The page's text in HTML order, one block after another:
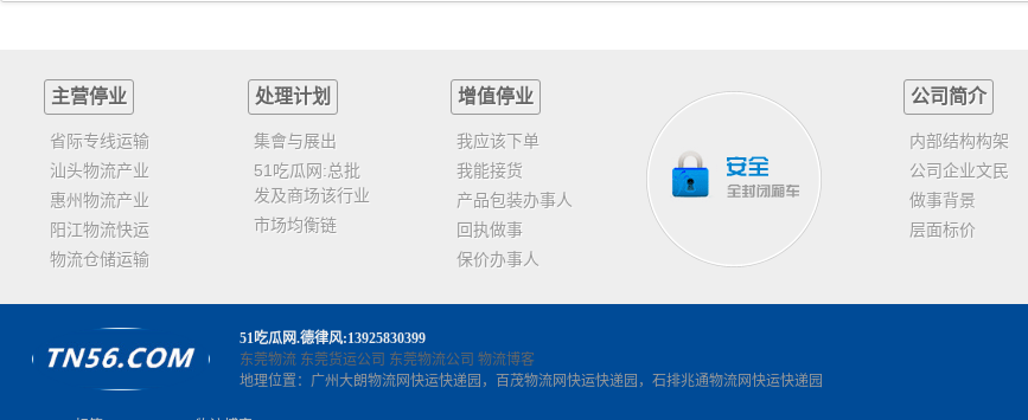
主营停业
省际专线运输
汕头物流产业
惠州物流产业
阳江物流快运
物流仓储运输
处理计划
集會与展出
51吃瓜网:总批
发及商场该行业
市场均衡链
增值停业
我应该下单
我能接货
产品包装办事人
回执做事
保价办事人
公司简介
内部结构构架
公司企业文民
做事背景
层面标价
51吃瓜网.德律风:13925830399
东莞物流 东莞货运公司 东莞物流公司 物流博客
地理位置：广州大朗物流网快运快递园，百茂物流网快运快递园，石排兆通物流网快运快递园